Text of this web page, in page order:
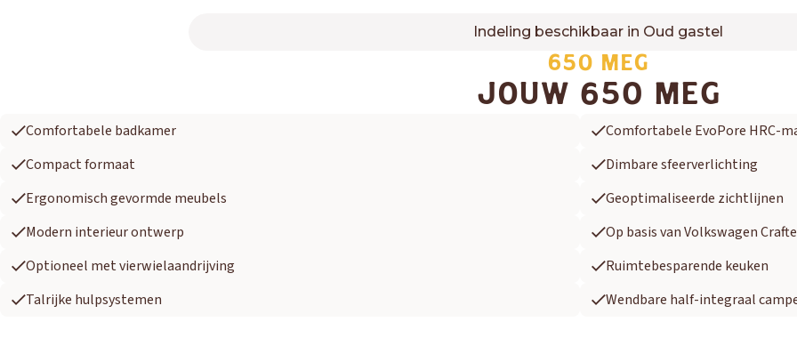
Indeling beschikbaar in Oud gastel
650 MEG
JOUW 650 MEG
Comfortabele badkamer
Comfortabele EvoPore HRC-
Compact formaat
Dimbare sfeerverlichting
Ergonomisch gevormde meubels
Geoptimaliseerde zichtlijnen
Modern interieur ontwerp
Op basis van Volkswagen
Optioneel met vierwielaandrijving
Ruimtebesparende keuken
Talrijke hulpsystemen
Wendbare half-integraal